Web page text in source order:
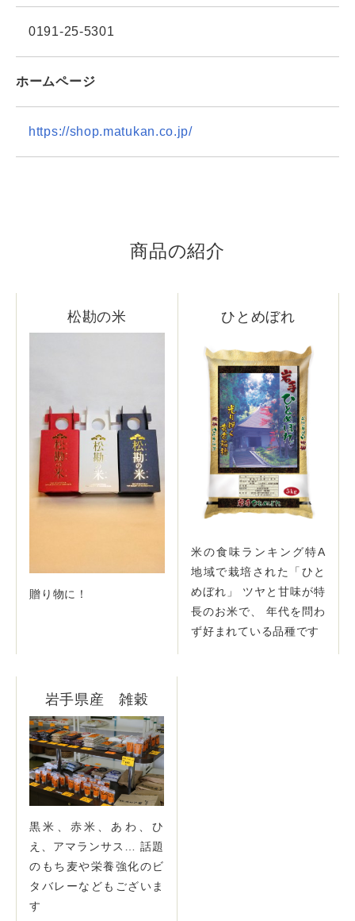
0191-25-5301
ホームページ
https://shop.matukan.co.jp/
商品の紹介
松勘の米
贈り物に！
ひとめぼれ
米の食味ランキング特A
地域で栽培された「ひと
めぼれ」 ツヤと甘味が特
長のお米で、 年代を問わ
ず好まれている品種です
岩手県産 雑穀
黒米、赤米、あわ、ひ
え、アマランサス… 話題
のもち麦や栄養強化のビ
タバレーなどもございま
す